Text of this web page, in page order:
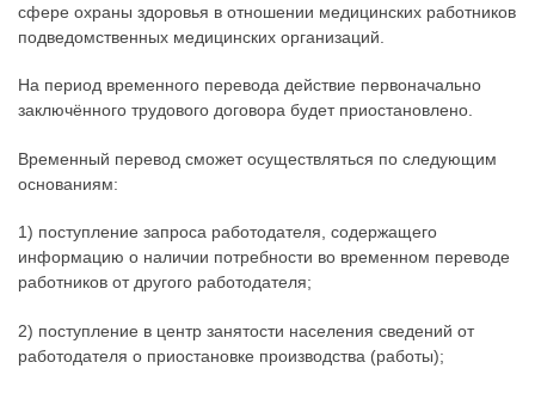
сфере охраны здоровья в отношении медицинских работников
подведомственных медицинских организаций.
На период временного перевода действие первоначально
заключённого трудового договора будет приостановлено.
Временный перевод сможет осуществляться по следующим
основаниям:
1) поступление запроса работодателя, содержащего
информацию о наличии потребности во временном переводе
работников от другого работодателя;
2) поступление в центр занятости населения сведений от
работодателя о приостановке производства (работы);